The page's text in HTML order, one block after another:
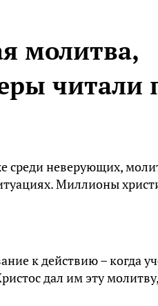
молитва,
читали
среди неверующих,
Миллионы
к действию – когда
дал им эту